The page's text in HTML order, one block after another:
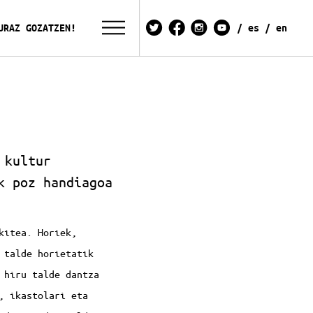
GOZATZEN! es en
kultur
handiagoa
Horiek,
talde horietatik
talde dantza
ikastolari eta